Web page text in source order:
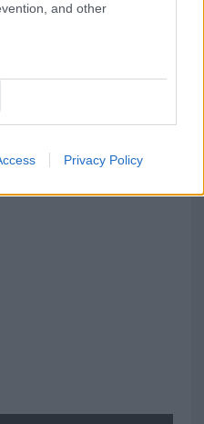
and other
Privacy Policy
come scegliere la
un lungo dolore: storia e
che segnò la Gallura